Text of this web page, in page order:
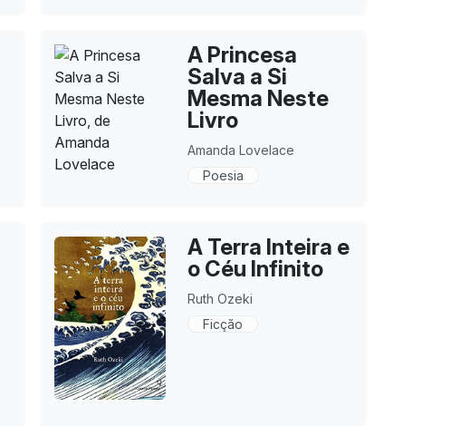
A Princesa
Salva a Si
Mesma Neste
Livro
Amanda Lovelace
Poesia
A Terra Inteira e
o Céu Infinito
Ruth Ozeki
Ficção